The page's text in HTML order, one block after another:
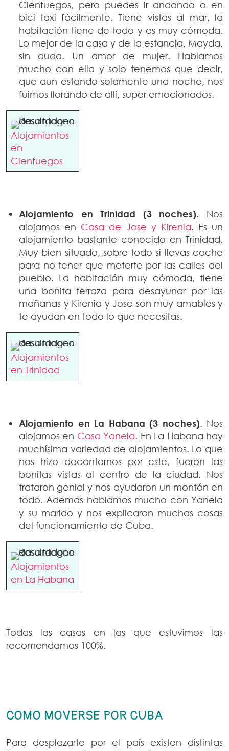
Cienfuegos, pero puedes ir andando o en
bici taxi fácilmente. Tiene vistas al mar, la
habitación tiene de todo y es muy cómoda.
Lo mejor de la casa y de la estancia, Mayda,
sin duda. Un amor de mujer. Hablamos
mucho con ella y solo tenemos que decir,
que aun estando solamente una noche, nos
fuimos llorando de allí, super emocionados.
Alojamientos
en
Cienfuegos
Alojamiento en Trinidad (3 noches). Nos
alojamos en Casa de Jose y Kirenia. Es un
alojamiento bastante conocido en Trinidad.
Muy bien situado, sobre todo si llevas coche
para no tener que meterte por las calles del
pueblo. La habitación muy cómoda, tiene
una bonita terraza para desayunar por las
mañanas y Kirenia y Jose son muy amables y
te ayudan en todo lo que necesitas.
Alojamientos
en Trinidad
Alojamiento en La Habana (3 noches). Nos
alojamos en Casa Yanela. En La Habana hay
muchísima variedad de alojamientos. Lo que
nos hizo decantarnos por este, fueron las
bonitas vistas al centro de la ciudad. Nos
trataron genial y nos ayudaron un montón en
todo. Ademas hablamos mucho con Yanela
y su marido y nos explicaron muchas cosas
del funcionamiento de Cuba.
Alojamientos
en La Habana
Todas las casas en las que estuvimos las
recomendamos 100%.
COMO MOVERSE POR CUBA
Para desplazarte por el país existen distintas